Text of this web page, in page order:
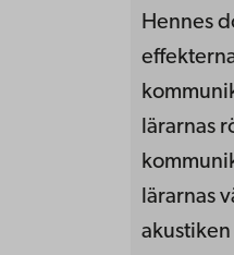
Hennes
lärarnas
lärarnas
akustiken